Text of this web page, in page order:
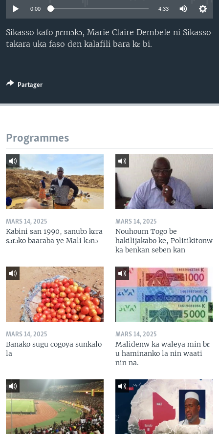
0:00 4:33
Sikasso kafo ɲɛmɔkɔ, Marie Claire Dembele ni Sikasso
takara uka faso den kalafili bara kɛ bi.
Partager
Programmes
MARS 14, 2025
Kabini san 1990, sanubɔ kɛra
sɔrɔko baaraba ye Mali kɔnɔ
MARS 14, 2025
Nouhoum Togo be
hakilijakabo ke, Politikitonw
ka benkan seben kan
MARS 14, 2025
Banako sugu cogoya sunkalo
la
MARS 14, 2025
Malidenw ka waleya min bɛ
u haminanko la nin waati
nin na.